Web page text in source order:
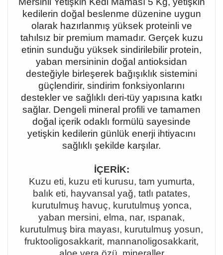
kedilerin doğal beslenme düzenine uygun
olarak hazırlanmış yüksek proteinli ve
tahılsız bir premium mamadır. Gerçek kuzu
etinin sunduğu yüksek sindirilebilir protein,
yaban mersininin doğal antioksidan
desteğiyle birleşerek bağışıklık sistemini
güçlendirir, sindirim fonksiyonlarını
destekler ve sağlıklı deri-tüy yapısına katkı
sağlar. Dengeli mineral profili ve tamamen
doğal içerik odaklı formülü sayesinde
yetişkin kedilerin günlük enerji ihtiyacını
sağlıklı şekilde karşılar.
İÇERİK:
Kuzu eti, kuzu eti kurusu, tam yumurta,
balık eti, hayvansal yağ, tatlı patates,
kurutulmuş havuç, kurutulmuş yonca,
yaban mersini, elma, nar, ıspanak,
kurutulmuş bira mayası, kurutulmuş yosun,
fruktooligosakkarit, mannanoligosakkarit,